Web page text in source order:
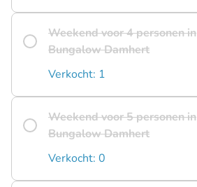
Weekend voor 4 personen in
Bungalow Damhert
Verkocht: 1
Weekend voor 5 personen in
Bungalow Damhert
Verkocht: 0